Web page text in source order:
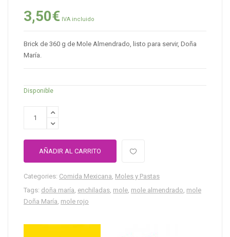
3,50€ IVA incluido
Brick de 360 g de Mole Almendrado, listo para servir, Doña
María.
Disponible
AÑADIR AL CARRITO
Categories: Comida Mexicana, Moles y Pastas
Tags: doña maría, enchiladas, mole, mole almendrado, mole
Doña María, mole rojo